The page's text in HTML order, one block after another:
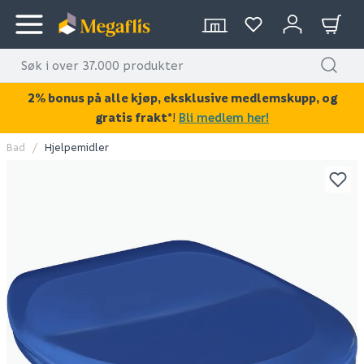
KAN DISSE VÆRE AV INTERESSE?
Bad Hjelpemidler
2% bonus på alle kjøp, eksklusive medlemskupp, og
gratis frakt*! Bli medlem her!